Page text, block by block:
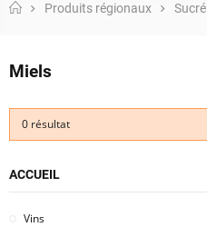
Produits régionaux Sucré
Miels
0 résultat
ACCUEIL
Vins